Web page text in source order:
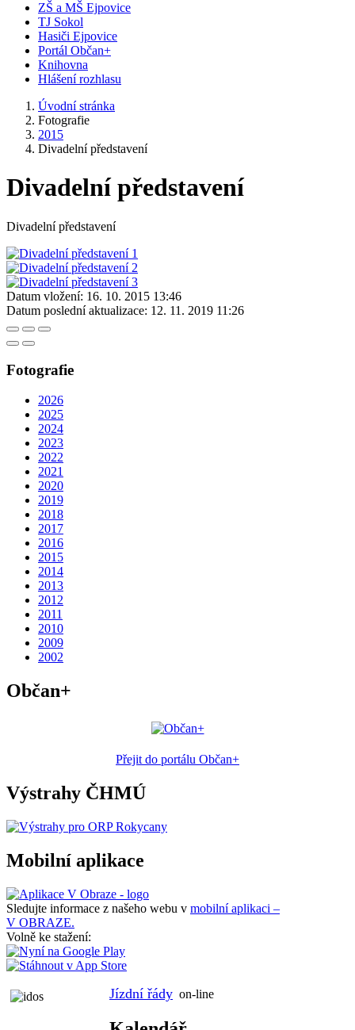
ZŠ a MŠ Ejpovice
TJ Sokol
Hasiči Ejpovice
Portál Občan+
Knihovna
Hlášení rozhlasu
Úvodní stránka
Fotografie
2015
Divadelní představení
Divadelní představení
Divadelní představení
Datum vložení: 16. 10. 2015 13:46
Datum poslední aktualizace: 12. 11. 2019 11:26
Fotografie
2026
2025
2024
2023
2022
2021
2020
2019
2018
2017
2016
2015
2014
2013
2012
2011
2010
2009
2002
Občan+
Přejit do portálu Občan+
Výstrahy ČHMÚ
Mobilní aplikace
Sledujte informace z našeho webu v mobilní aplikaci –
V OBRAZE.
Volně ke stažení:
Jízdní řády on-line